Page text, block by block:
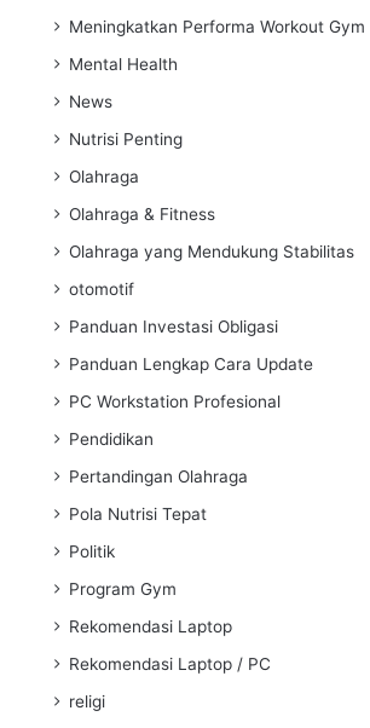
Meningkatkan Performa Workout Gym
Mental Health
News
Nutrisi Penting
Olahraga
Olahraga & Fitness
Olahraga yang Mendukung Stabilitas
otomotif
Panduan Investasi Obligasi
Panduan Lengkap Cara Update
PC Workstation Profesional
Pendidikan
Pertandingan Olahraga
Pola Nutrisi Tepat
Politik
Program Gym
Rekomendasi Laptop
Rekomendasi Laptop / PC
religi